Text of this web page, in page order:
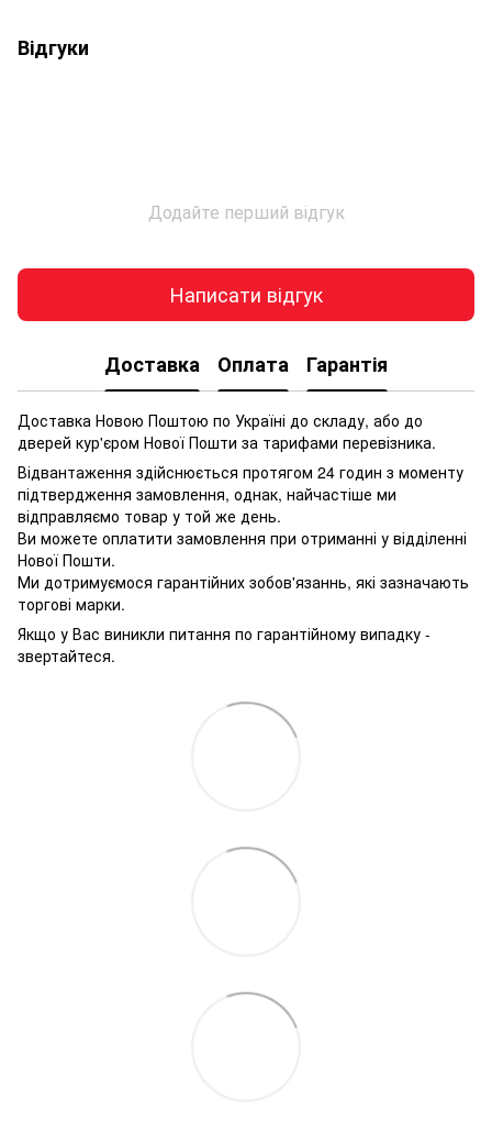
Відгуки
Додайте перший відгук
Написати відгук
Доставка Оплата Гарантія
Доставка Новою Поштою по Україні до складу, або до
дверей кур'єром Нової Пошти за тарифами перевізника.
Відвантаження здійснюється протягом 24 годин з моменту
підтвердження замовлення, однак, найчастіше ми
відправляємо товар у той же день.
Ви можете оплатити замовлення при отриманні у відділенні
Нової Пошти.
Ми дотримуємося гарантійних зобов'язаннь, які зазначають
торгові марки.
Якщо у Вас виникли питання по гарантійному випадку -
звертайтеся.